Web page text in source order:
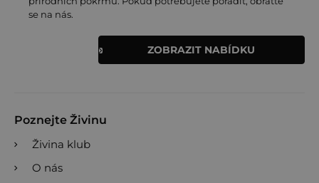
se na nás.
ZOBRAZIT NABÍDKU
Poznejte Živinu
Živina klub
O nás